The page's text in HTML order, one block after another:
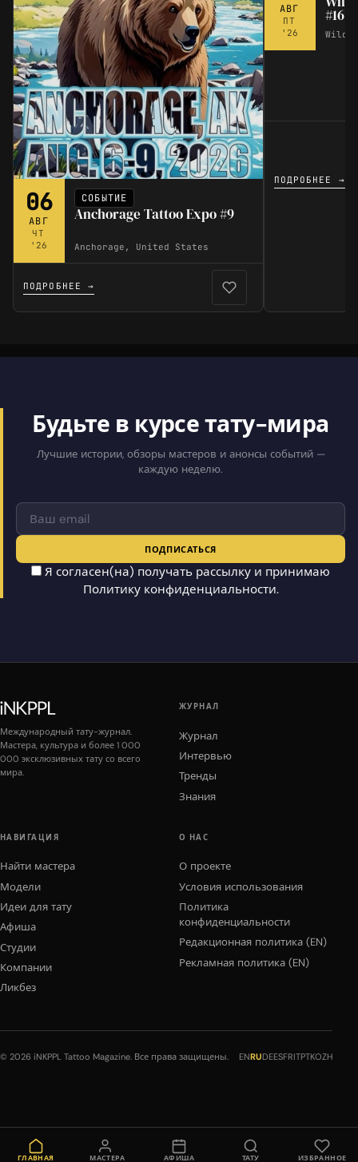
06
АВГ
ЧТ
'26
СОБЫТИЕ
Anchorage Tattoo Expo #9
Anchorage, United States
ПОДРОБНЕЕ →
АВГ
ПТ
'26
#16
ПОДРОБНЕЕ →
Будьте в курсе тату-мира
Лучшие истории, обзоры мастеров и анонсы событий —
каждую неделю.
ПОДПИСАТЬСЯ
Я согласен(на) получать рассылку и принимаю
Политику конфиденциальности.
Международный тату-журнал.
Мастера, культура и более 1 000
000 эксклюзивных тату со всего
мира.
ЖУРНАЛ
Журнал
Интервью
Тренды
Знания
НАВИГАЦИЯ
Найти мастера
Модели
Идеи для тату
Афиша
Студии
Компании
Ликбез
О НАС
О проекте
Условия использования
Политика
конфиденциальности
Редакционная политика (EN)
Рекламная политика (EN)
© 2026 iNKPPL Tattoo Magazine. Все права защищены. ENRUDEESFRITPTKOZH
ГЛАВНАЯ МАСТЕРА АФИША ТАТУ ИЗБРАННОЕ